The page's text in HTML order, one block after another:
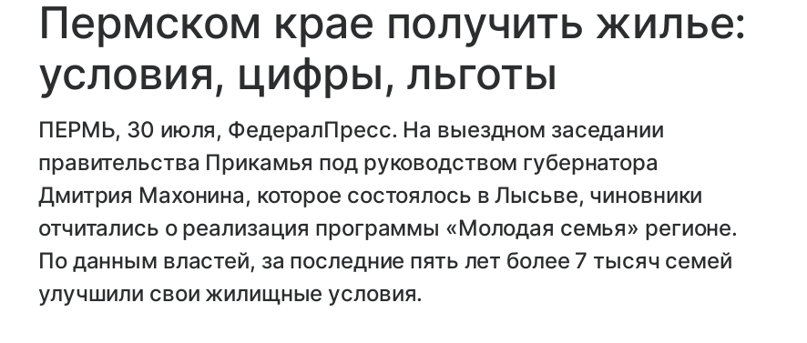
Пермском крае получить жилье:
условия, цифры, льготы
ПЕРМЬ, 30 июля, ФедералПресс. На выездном заседании
правительства Прикамья под руководством губернатора
Дмитрия Махонина, которое состоялось в Лысьве, чиновники
отчитались о реализация программы «Молодая семья» регионе.
По данным властей, за последние пять лет более 7 тысяч семей
улучшили свои жилищные условия.